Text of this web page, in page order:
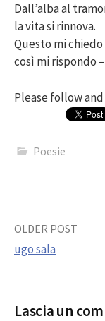
Dall’alba al
la vita si rinnova.
Questo mi
così mi rispondo
Please follow
Poesie
Post
OLDER POST
ugo sala
Lascia un